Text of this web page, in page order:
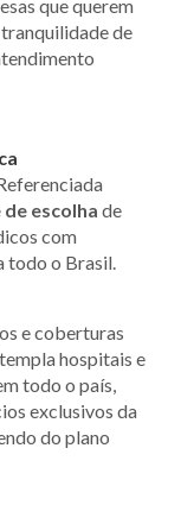
que querem
de
escolha de
com
todo o Brasil.
e coberturas
hospitais e
todo o país,
exclusivos da
do plano